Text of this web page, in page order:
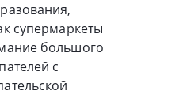
супермаркеты
большого
с